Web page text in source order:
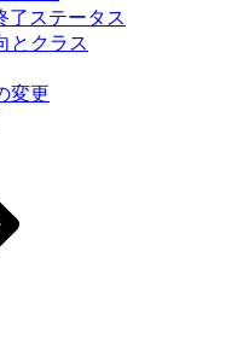
了ステータス
とクラス
変更